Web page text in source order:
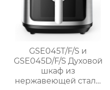
GSE045T/F/S и
GSE045D/F/S Духовой
шкаф из
нержавеющей стали